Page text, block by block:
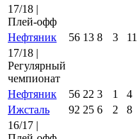
17/18 |
Плей-офф
Нефтяник
56 13 8 3 11
17/18 |
Регулярный
чемпионат
Нефтяник
56 22 3 1 4
Ижсталь
92 25 6 2 8
16/17 |